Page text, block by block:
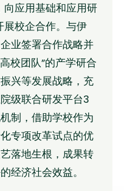
向应用基础和应用研
展校企合作。与伊
业签署合作战略并
校团队”的产学研合
兴等发展战略，充
级联合研发平台3
制，借助学校作为
专项改革试点的优
落地生根，成果转
经济社会效益。